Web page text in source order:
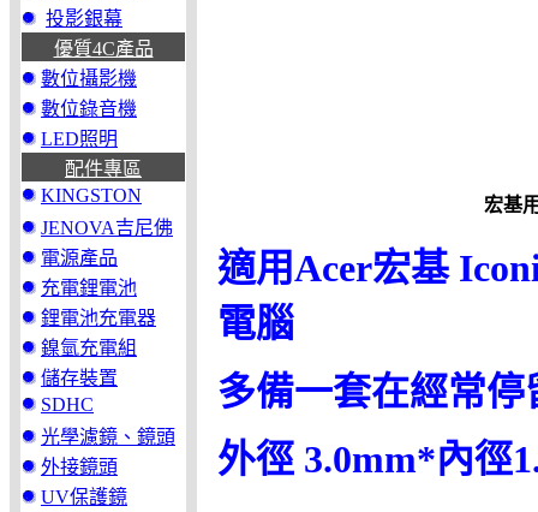
投影銀幕
優質4C產品
數位攝影機
數位錄音機
LED照明
配件專區
KINGSTON
JENOVA吉尼佛
電源產品
充電鋰電池
鋰電池充電器
鎳氫充電組
儲存裝置
SDHC
光學濾鏡、鏡頭
外接鏡頭
UV保護鏡
宏基
適用Acer宏基
電腦
多備一套在經常
外徑 3.0mm*內徑